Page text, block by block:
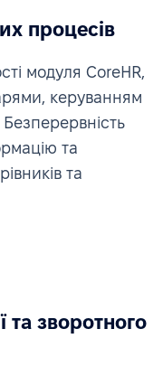
процесів
модуля CoreHR,
керуванням
та
та
та зворотного